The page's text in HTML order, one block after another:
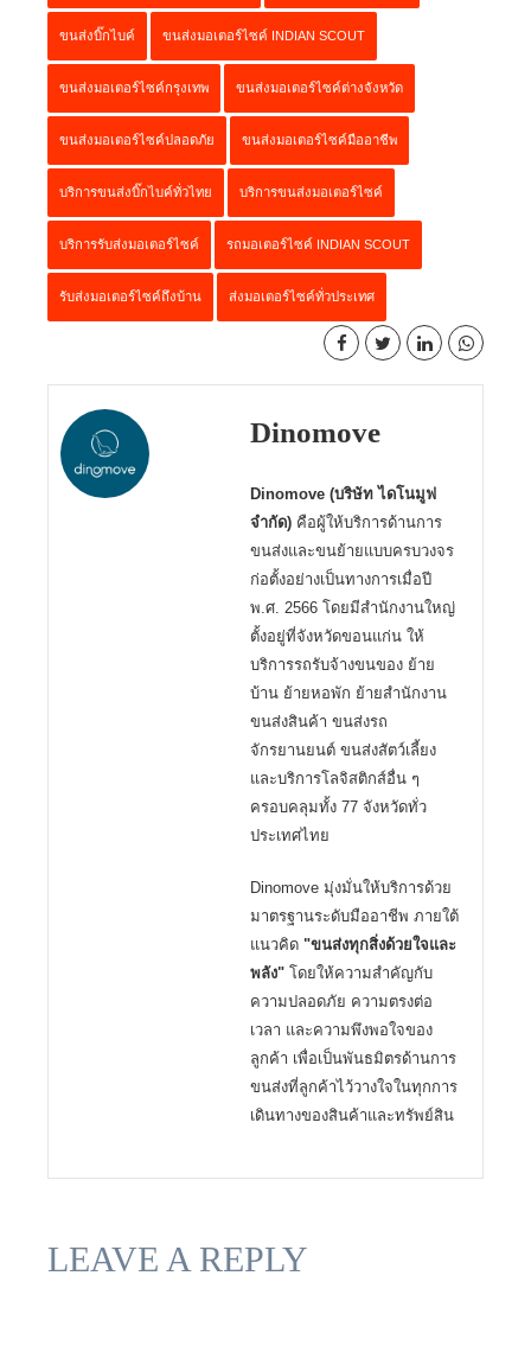
ขนส่งบิ๊กไบค์ ขนส่งมอเตอร์ไซค์ INDIAN SCOUT
ขนส่งมอเตอร์ไซค์กรุงเทพ ขนส่งมอเตอร์ไซค์ต่างจังหวัด
ขนส่งมอเตอร์ไซค์ปลอดภัย ขนส่งมอเตอร์ไซค์มืออาชีพ
บริการขนส่งบิ๊กไบค์ทั่วไทย บริการขนส่งมอเตอร์ไซค์
บริการรับส่งมอเตอร์ไซค์ รถมอเตอร์ไซค์ INDIAN SCOUT
รับส่งมอเตอร์ไซค์ถึงบ้าน ส่งมอเตอร์ไซค์ทั่วประเทศ
Dinomove
Dinomove (บริษัท ไดโนมูฟ
จำกัด) คือผู้ให้บริการด้านการ
ขนส่งและขนย้ายแบบครบวงจร
ก่อตั้งอย่างเป็นทางการเมื่อปี
พ.ศ. 2566 โดยมีสำนักงานใหญ่
ตั้งอยู่ที่จังหวัดขอนแก่น ให้
บริการรถรับจ้างขนของ ย้าย
บ้าน ย้ายหอพัก ย้ายสำนักงาน
ขนส่งสินค้า ขนส่งรถ
จักรยานยนต์ ขนส่งสัตว์เลี้ยง
และบริการโลจิสติกส์อื่น ๆ
ครอบคลุมทั้ง 77 จังหวัดทั่ว
ประเทศไทย
Dinomove มุ่งมั่นให้บริการด้วย
มาตรฐานระดับมืออาชีพ ภายใต้
แนวคิด "ขนส่งทุกสิ่งด้วยใจและ
พลัง" โดยให้ความสำคัญกับ
ความปลอดภัย ความตรงต่อ
เวลา และความพึงพอใจของ
ลูกค้า เพื่อเป็นพันธมิตรด้านการ
ขนส่งที่ลูกค้าไว้วางใจในทุกการ
เดินทางของสินค้าและทรัพย์สิน
LEAVE A REPLY